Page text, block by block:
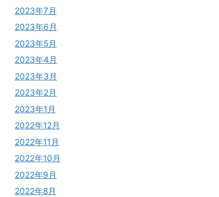
2023年7月
2023年6月
2023年5月
2023年4月
2023年3月
2023年2月
2023年1月
2022年12月
2022年11月
2022年10月
2022年9月
2022年8月